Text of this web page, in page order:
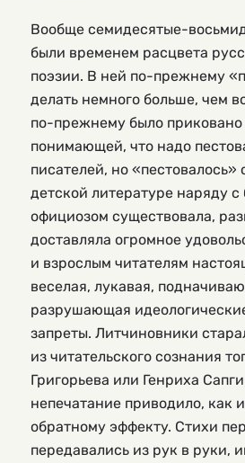
Вообще семидесятые-
были временем расцвета
поэзии. В ней по-прежнему
делать немного больше, чем
по-прежнему было
понимающей, что надо
писателей, но «пестовалось»
детской литературе наряду
официозом существовала,
доставляла огромное
и взрослым читателям
веселая, лукавая,
разрушающая
запреты. Литчиновники
из читательского сознания
Григорьева или Генриха
непечатание приводило, как
обратному эффекту. Стихи
передавались из рук в руки,